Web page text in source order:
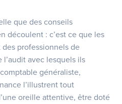
que des conseils
découlent : c’est ce que les
professionnels de
l’audit avec lesquels ils
généraliste,
l’illustrent tout
oreille attentive, être doté